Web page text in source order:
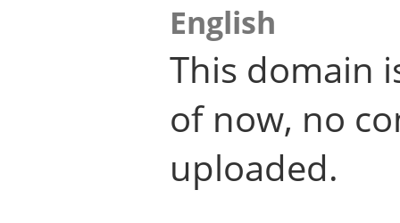
English
This domain
of now, no
uploaded.